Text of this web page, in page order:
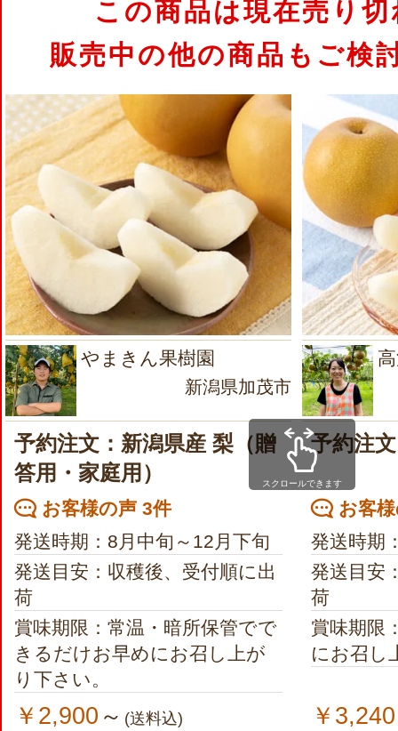
この商品は現在売り
販売中の他の商品もご検
やまきん果樹園
新潟県加茂市
予約注文：新潟県産 梨（贈
答用・家庭用）
お客様の声 3件
発送時期：8月中旬～12月下旬
発送目安：収穫後、受付順に出
荷
賞味期限：常温・暗所保管でで
きるだけお早めにお召し上が
り下さい。
￥2,900 ～ (送料込)
予約注
お客
発送時期
発送目安
荷
賞味期限
にお召し
￥3,240
スクロールできます